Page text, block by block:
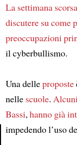
La settimana scorsa
discutere sucome
preoccupazioni
il cyberbullismo.
Una delleproposte
nelle scuole.
Bassi,hanno già
impedendo l’uso